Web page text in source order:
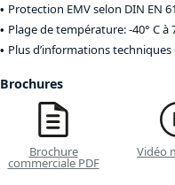
Protection EMV selon DIN EN
Plage de température: -40° C à
Plus d’informations
Brochures
Brochure
commerciale PDF
Vidéo